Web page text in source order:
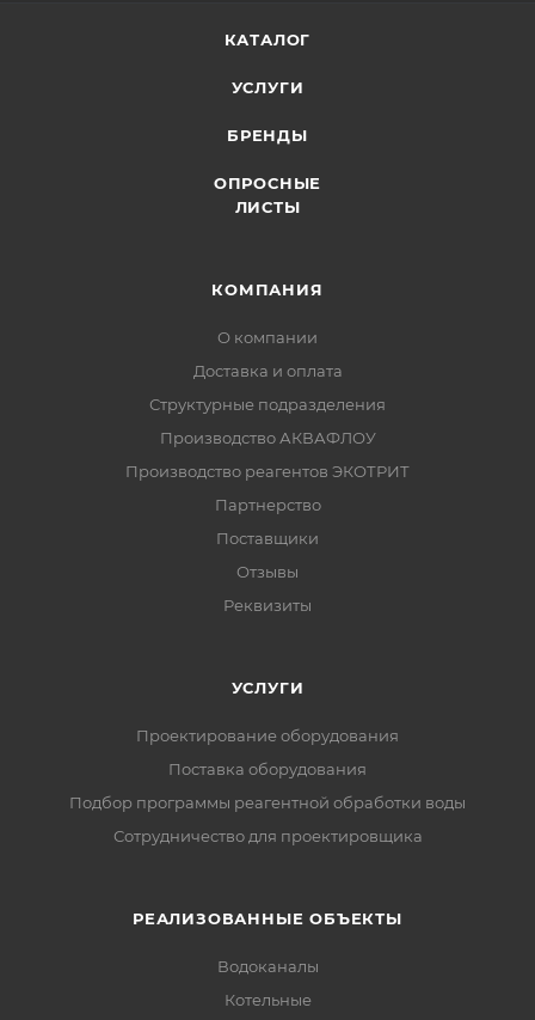
КАТАЛОГ
УСЛУГИ
БРЕНДЫ
ОПРОСНЫЕ
ЛИСТЫ
КОМПАНИЯ
О компании
Доставка и оплата
Структурные подразделения
Производство АКВАФЛОУ
Производство реагентов ЭКОТРИТ
Партнерство
Поставщики
Отзывы
Реквизиты
УСЛУГИ
Проектирование оборудования
Поставка оборудования
Подбор программы реагентной обработки воды
Сотрудничество для проектировщика
РЕАЛИЗОВАННЫЕ ОБЪЕКТЫ
Водоканалы
Котельные